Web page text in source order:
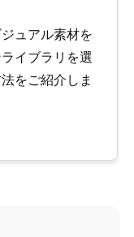
ュアル素材を
イブラリを選
をご紹介しま